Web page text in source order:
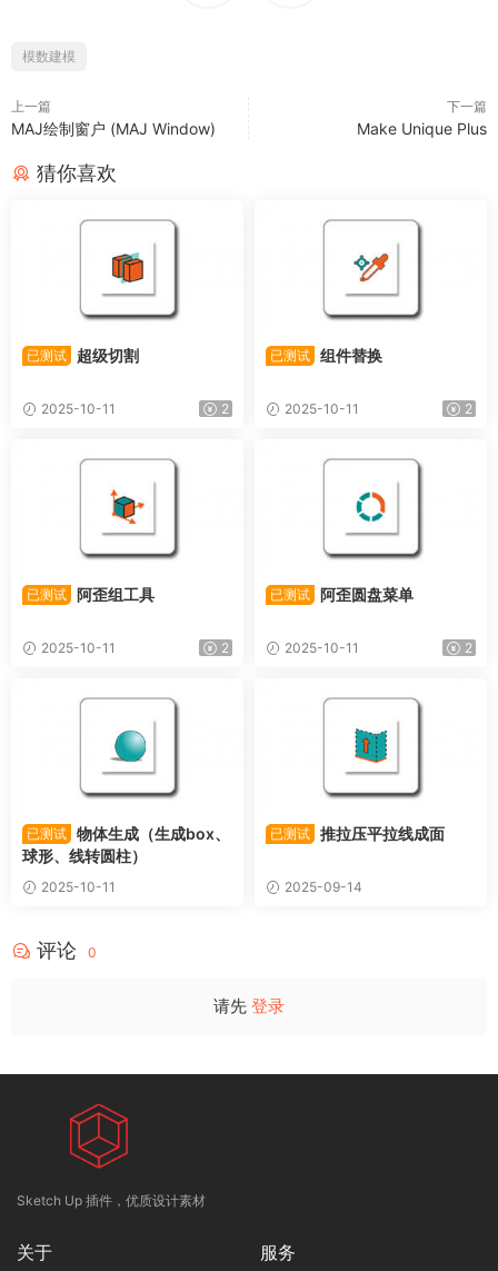
模数建模
上一篇
MAJ绘制窗户 (MAJ Window)
下一篇
Make Unique Plus
猜你喜欢
已测试 超级切割
2025-10-11 2
已测试 组件替换
2025-10-11 2
已测试 阿歪组工具
2025-10-11 2
已测试 阿歪圆盘菜单
2025-10-11 2
已测试 物体生成（生成box、
球形、线转圆柱）
2025-10-11
已测试 推拉压平拉线成面
2025-09-14
评论 0
请先 登录
Sketch Up 插件，优质设计素材
关于 服务